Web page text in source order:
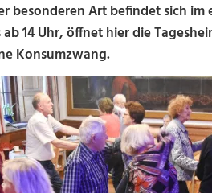
besonderen Art befindet sich
14 Uhr, öffnet hier die
Konsumzwang.